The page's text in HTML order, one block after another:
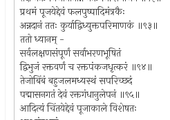
प्रथमं पूजयेद्देवं फलपुष्पादिमंत्रकैः
अन्नदानं ततः कुर्याद्विध्युक्तपरिमाणकं ॥९३॥
ततो ध्यानम् -
सर्वलक्षणसंपूर्णं सर्वाभरणभूषितं
द्विभुजं रक्तवर्णं च रक्तपंकजधृत्करं ॥९४॥
तेजोबिंबं बहुजलमध्यस्थं सपरिच्छदं
पद्मासनगतं देवं रक्तगंधानुलेपनं ॥९५॥
आदित्यं चिंतयेद्देवं पूजाकाले विशेषतः